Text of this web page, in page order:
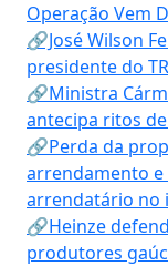
Operação Vem
🔗José Wilson
presidente do
🔗Ministra
antecipa ritos
🔗Perda da
arrendamento
arrendatário no
🔗Heinze
produtores